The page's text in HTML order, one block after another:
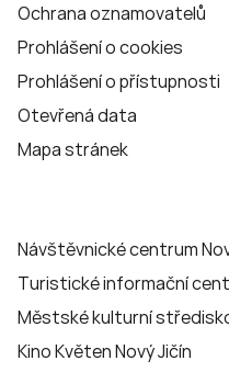
Ochrana oznamovatelů
Prohlášení o cookies
Prohlášení o přístupnosti
Otevřená data
Mapa stránek
Návštěvnické centrum
Turistické informační
Městské kulturní
Kino Květen Nový Jičín